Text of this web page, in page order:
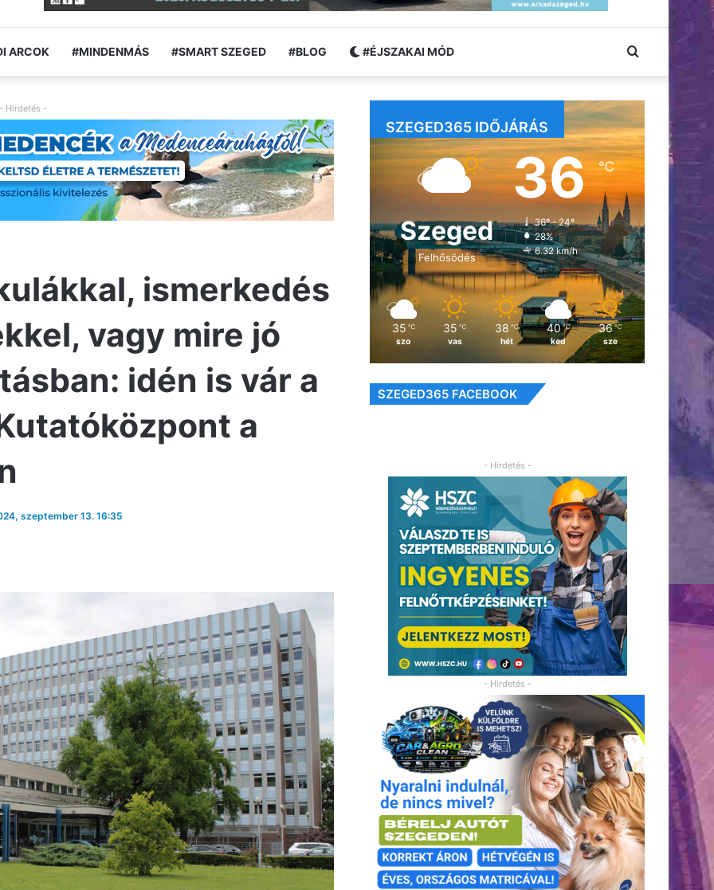
ARCOK #MINDENMÁS #SMART SZEGED #BLOG #ÉJSZAKAI MÓD Keresés:
- Hirdetés -
ismerkedés
vagy mire jó
idén is vár a
a
szeptember 13. 16:35
SZEGED365 IDŐJÁRÁS
Szeged
Felhősödés
36℃
36º - 24º
28%
6.32 km/h
35 ℃
szo
35 ℃
vas
38 ℃
hét
40 ℃
ked
36 ℃
sze
SZEGED365 FACEBOOK
- Hirdetés -
- Hirdetés -